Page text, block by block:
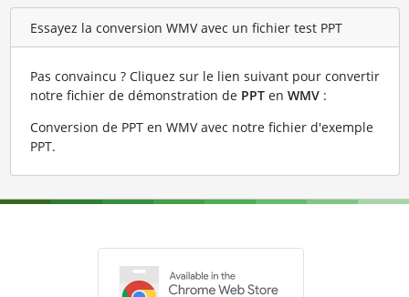
Essayez la conversion WMV avec un fichier test PPT
Pas convaincu ? Cliquez sur le lien suivant pour convertir
notre fichier de démonstration de PPTen WMV:
Conversion de PPT en WMV avec notre fichier d'exemple
PPT.